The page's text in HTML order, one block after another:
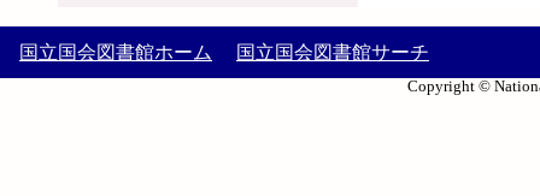
国立国会図書館ホーム 国立国会図書館サーチ
Copyright ©